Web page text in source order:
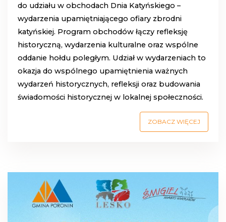
do udziału w obchodach Dnia Katyńskiego –
wydarzenia upamiętniającego ofiary zbrodni
katyńskiej. Program obchodów łączy refleksję
historyczną, wydarzenia kulturalne oraz wspólne
oddanie hołdu poległym. Udział w wydarzeniach to
okazja do wspólnego upamiętnienia ważnych
wydarzeń historycznych, refleksji oraz budowania
świadomości historycznej w lokalnej społeczności.
ZOBACZ WIĘCEJ